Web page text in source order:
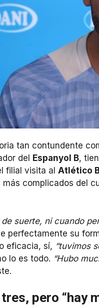
tan contundente
del Espanyol B,
filial visita al Atlético
más complicados del
suerte, ni cuando
perfectamente su
eficacia, sí, “tuvimos
lo es todo. “Hubo
pero “hay